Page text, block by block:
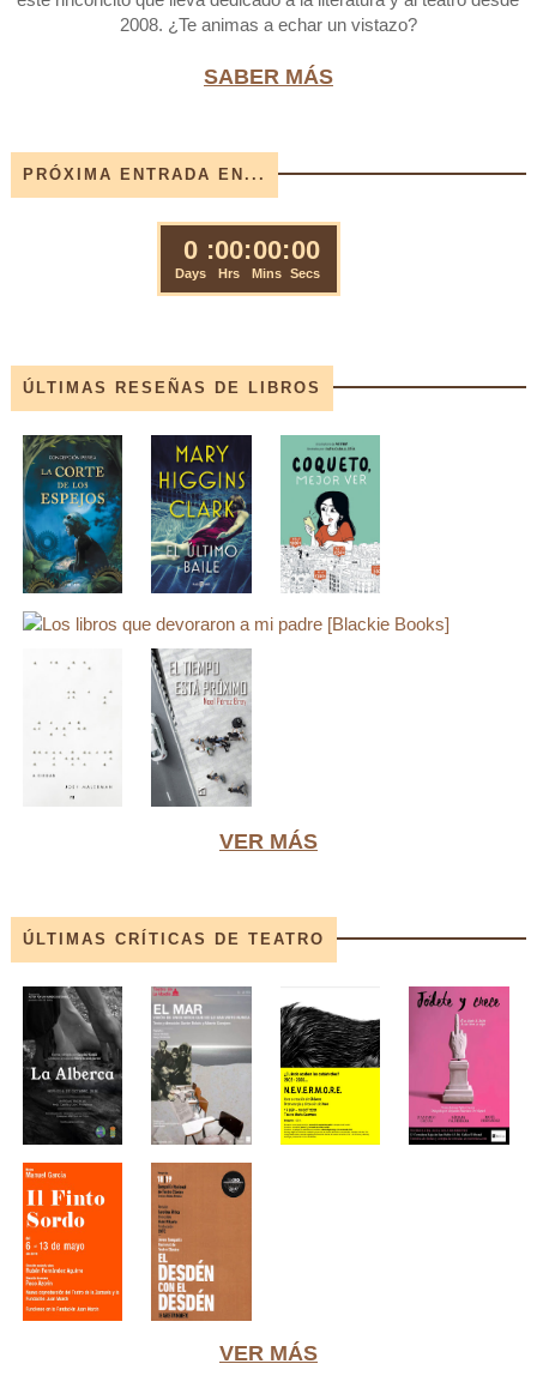
2008. ¿Te animas a echar un vistazo?
SABER MÁS
PRÓXIMA ENTRADA EN...
ÚLTIMAS RESEÑAS DE LIBROS
VER MÁS
ÚLTIMAS CRÍTICAS DE TEATRO
VER MÁS